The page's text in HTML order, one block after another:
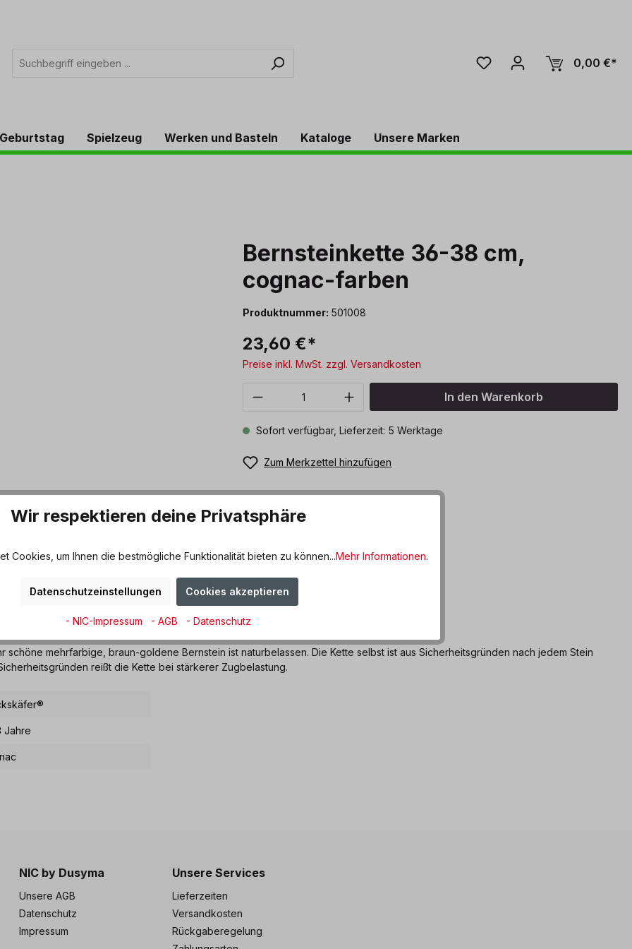
0,00 €*
Geburtstag Spielzeug Werken und Basteln Kataloge Unsere Marken
Bernsteinkette 36-38 cm,
cognac-farben
Produktnummer: 501008
23,60 €*
Preise inkl. MwSt. zzgl. Versandkosten
Produkt Anzahl: Gib den gewünschten Wert
In den Warenkorb
Sofort verfügbar, Lieferzeit: 5 Werktage
Zum Merkzettel hinzufügen
36-38 cm, cognac-farben"
mehrfarbige, braun-goldene Bernstein ist naturbelassen. Die Kette selbst ist aus Sicherheitsgründen nach jedem Stein
reißt die Kette bei stärkerer Zugbelastung.
Jahre
NIC by Dusyma
Unsere AGB
Datenschutz
Impressum
Unsere Services
Lieferzeiten
Versandkosten
Rückgaberegelung
Wir respektieren deine Privatsphäre
Cookies, um Ihnen die bestmögliche Funktionalität bieten zu können...Mehr Informationen.
Datenschutzeinstellungen Cookies akzeptieren
- NIC-Impressum - AGB - Datenschutz